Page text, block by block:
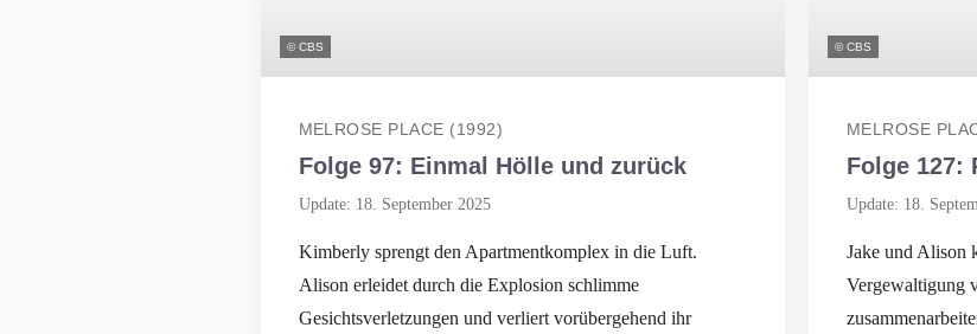
© CBS
MELROSE PLACE (1992)
Folge 97: Einmal Hölle und zurück
Update: 18. September 2025
Kimberly sprengt den Apartmentkomplex in die Luft.
Alison erleidet durch die Explosion schlimme
Gesichtsverletzungen und verliert vorübergehend ihr
© CBS
MELROSE
Folge 127:
Update: 18.
Jake und Alison
Vergewaltigung